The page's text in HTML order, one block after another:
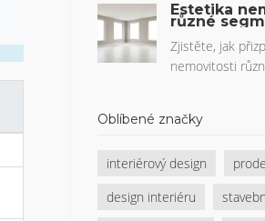
skutečně
co se stane,
model.
Estetika
různé
kupujících:
přizpůsobit
skupině
Zjistěte, jak
nemovitosti
investiční
Oblíbené značky
interiérový design
design interiéru